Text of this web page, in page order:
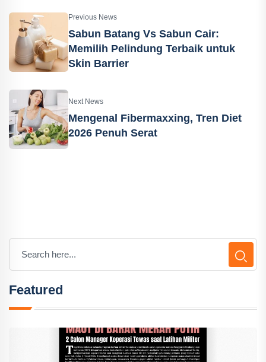
Previous News
Sabun Batang Vs Sabun Cair:
Memilih Pelindung Terbaik untuk
Skin Barrier
Next News
Mengenal Fibermaxxing, Tren Diet
2026 Penuh Serat
Featured